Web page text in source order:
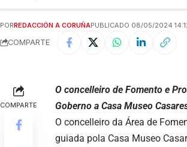
PORREDACCIÓN A CORUÑAPUBLICADO 08/05/2024
COMPARTE
COMPARTE
O concelleiro de Fomento e
Goberno a Casa Museo
O concelleiro da Área de
guiada pola Casa Museo